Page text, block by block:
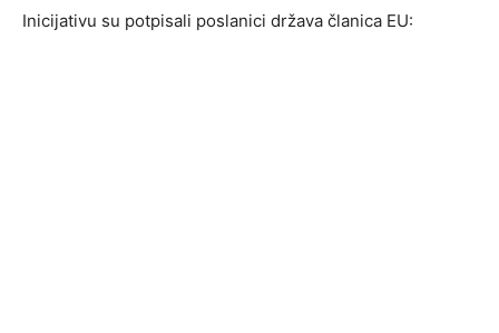
Inicijativu su potpisali poslanici država članica EU: